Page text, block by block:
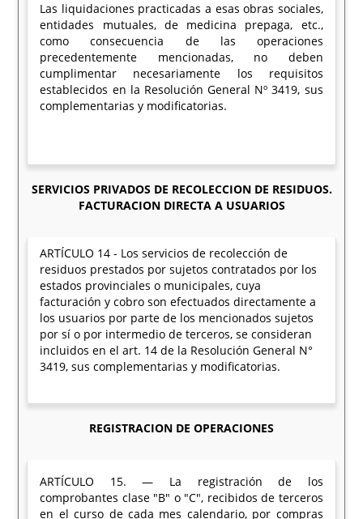
Las liquidaciones practicadas a esas obras sociales,
entidades mutuales, de medicina prepaga, etc.,
como consecuencia de las operaciones
precedentemente mencionadas, no deben
cumplimentar necesariamente los requisitos
establecidos en la Resolución General Nº 3419, sus
complementarias y modificatorias.
SERVICIOS PRIVADOS DE RECOLECCION DE RESIDUOS.
FACTURACION DIRECTA A USUARIOS
ARTÍCULO 14 - Los servicios de recolección de
residuos prestados por sujetos contratados por los
estados provinciales o municipales, cuya
facturación y cobro son efectuados directamente a
los usuarios por parte de los mencionados sujetos
por sí o por intermedio de terceros, se consideran
incluidos en el art. 14 de la Resolución General N°
3419, sus complementarias y modificatorias.
REGISTRACION DE OPERACIONES
ARTÍCULO 15. — La registración de los
comprobantes clase "B" o "C", recibidos de terceros
en el curso de cada mes calendario, por compras